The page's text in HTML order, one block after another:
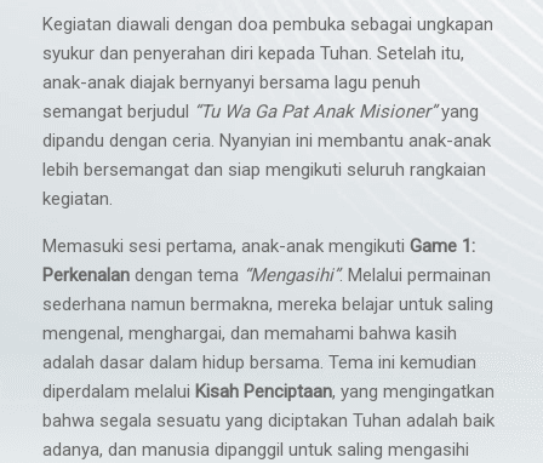
Kegiatan diawali dengan doa pembuka sebagai ungkapan
syukur dan penyerahan diri kepada Tuhan. Setelah itu,
anak-anak diajak bernyanyi bersama lagu penuh
semangat berjudul “Tu Wa Ga Pat Anak Misioner”yang
dipandu dengan ceria. Nyanyian ini membantu anak-anak
lebih bersemangat dan siap mengikuti seluruh rangkaian
kegiatan.
Memasuki sesi pertama, anak-anak mengikuti Game 1:
Perkenalan dengan tema “Mengasihi”. Melalui permainan
sederhana namun bermakna, mereka belajar untuk saling
mengenal, menghargai, dan memahami bahwa kasih
adalah dasar dalam hidup bersama. Tema ini kemudian
diperdalam melalui Kisah Penciptaan, yang mengingatkan
bahwa segala sesuatu yang diciptakan Tuhan adalah baik
adanya, dan manusia dipanggil untuk saling mengasihi